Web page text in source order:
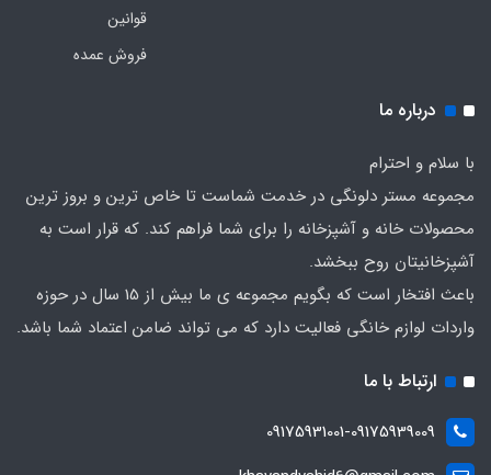
قوانین
فروش عمده
درباره ما
با سلام و احترام
مجموعه مستر دلونگی در خدمت شماست تا خاص ترین و بروز ترین
محصولات خانه و آشپزخانه را برای شما فراهم کند. که قرار است به
آشپزخانیتان روح ببخشد.
باعث افتخار است که بگویم مجموعه ی ما بیش از 15 سال در حوزه
واردات لوازم خانگی فعالیت دارد که می تواند ضامن اعتماد شما باشد.
ارتباط با ما
09175931001-09175939009